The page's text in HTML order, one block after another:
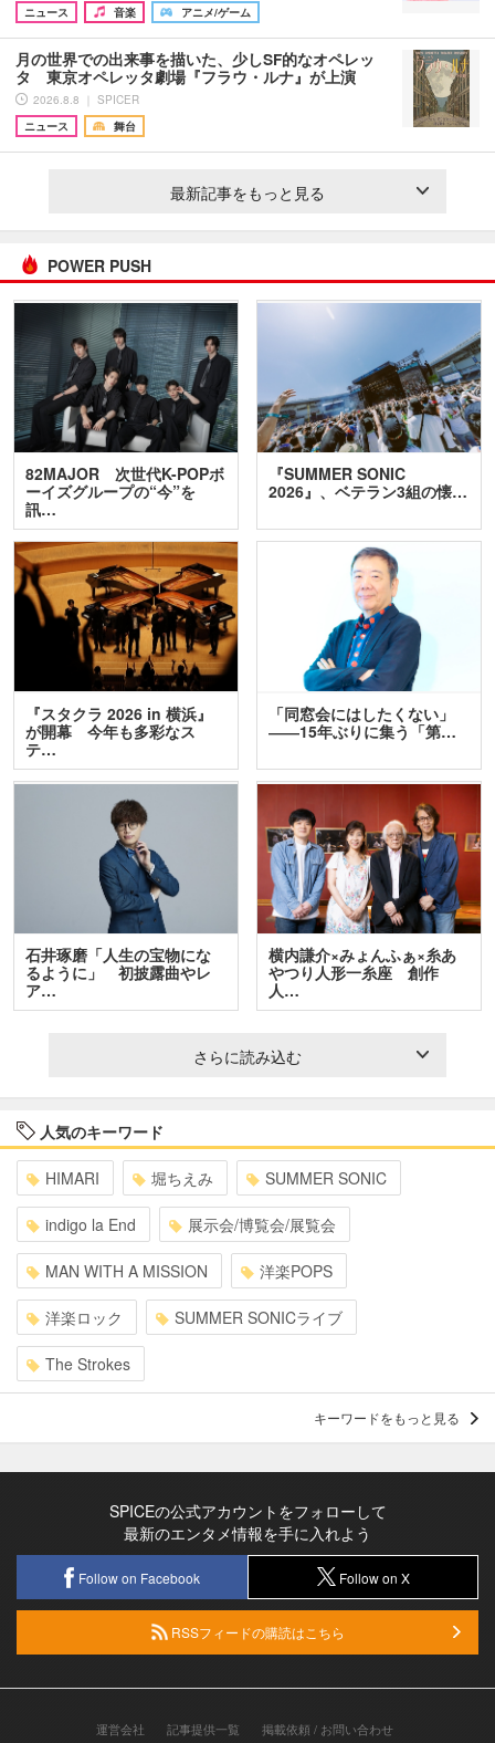
ニュース
音楽 アニメ/ゲーム
月の世界での出来事を描いた、少しSF的なオペレッ
タ 東京オペレッタ劇場『フラウ・ルナ』が上演
2026.8.8 ｜ SPICER
ニュース
舞台
最新記事をもっと見る
POWER PUSH
82MAJOR 次世代K-POPボ
ーイズグループの“今”を
訊…
『SUMMER SONIC
2026』、ベテラン3組の懐…
『スタクラ 2026 in 横浜』
が開幕 今年も多彩なス
テ…
「同窓会にはしたくない」
――15年ぶりに集う「第…
石井琢磨「人生の宝物にな
るように」 初披露曲やレ
ア…
横内謙介×みょんふぁ×糸あ
やつり人形一糸座 創作
人…
さらに読み込む
人気のキーワード
HIMARI 堀ちえみ SUMMER SONIC
indigo la End 展示会/博覧会/展覧会
MAN WITH A MISSION 洋楽POPS
洋楽ロック SUMMER SONICライブ
The Strokes
キーワードをもっと見る
SPICEの公式アカウントをフォローして
最新のエンタメ情報を手に入れよう
Follow on Facebook Follow on X
RSSフィードの購読はこちら
運営会社 記事提供一覧 掲載依頼 / お問い合わせ